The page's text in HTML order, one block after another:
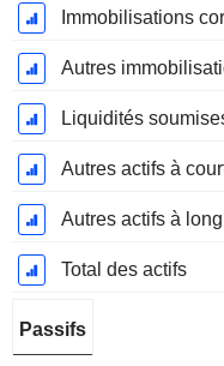
Immobilisations
Autres
Liquidités
Autres actifs à
Autres actifs à long
Total des actifs
Passifs